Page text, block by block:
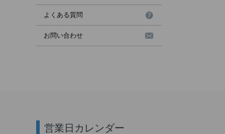
よくある質問
お問い合わせ
営業日カレンダー